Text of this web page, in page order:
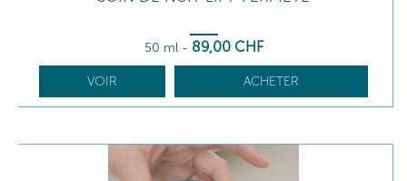
50 ml - 89,00 CHF
VOIR ACHETER